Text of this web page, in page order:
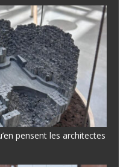
pensent les architectes